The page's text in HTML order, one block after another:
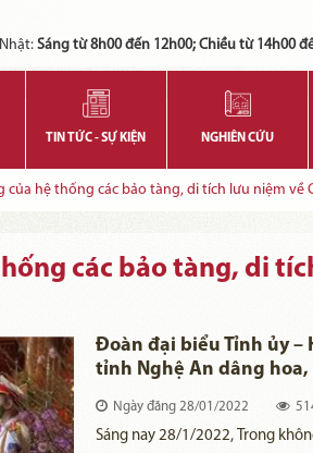
Sáng từ 8h00 đến 12h00; Chiều từ 14h00
TIN TỨC - SỰ KIỆN NGHIÊN CỨU
của hệ thống các bảo tàng, di tích lưu niệm về
các bảo tàng, di
Đoàn đại biểu Tỉnh ủy –
tỉnh Nghệ An dâng
Ngày đăng 28/01/2022
Sáng nay 28/1/2022, Trong